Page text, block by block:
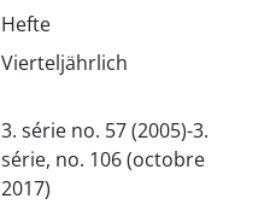
Hefte
Vierteljährlich
3. série no. 57 (2005)-3.
série, no. 106 (octobre
2017)